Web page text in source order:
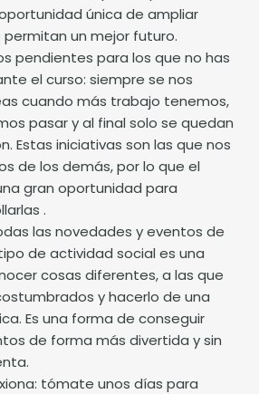
única de ampliar
un mejor futuro.
pendientes para los que no has
el curso: siempre se nos
cuando más trabajo tenemos,
pasar y al final solo se quedan
Estas iniciativas son las que nos
de los demás, por lo que el
gran oportunidad para
.
las novedades y eventos de
de actividad social es una
cosas diferentes, a las que
y hacerlo de una
Es una forma de conseguir
de forma más divertida y sin
tómate unos días para